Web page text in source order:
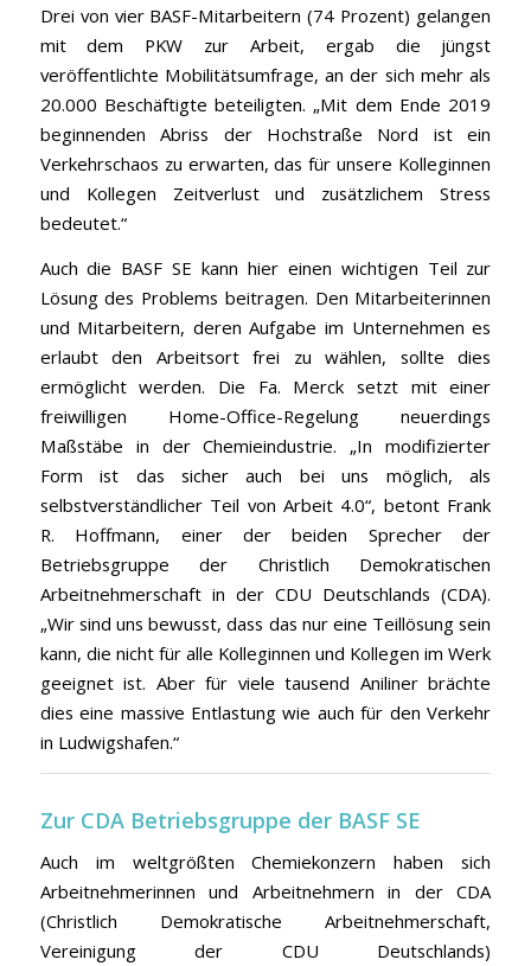
Drei von vier BASF-Mitarbeitern (74 Prozent) gelangen
mit dem PKW zur Arbeit, ergab die jüngst
veröffentlichte Mobilitätsumfrage, an der sich mehr als
20.000 Beschäftigte beteiligten. „Mit dem Ende 2019
beginnenden Abriss der Hochstraße Nord ist ein
Verkehrschaos zu erwarten, das für unsere Kolleginnen
und Kollegen Zeitverlust und zusätzlichem Stress
bedeutet.“
Auch die BASF SE kann hier einen wichtigen Teil zur
Lösung des Problems beitragen. Den Mitarbeiterinnen
und Mitarbeitern, deren Aufgabe im Unternehmen es
erlaubt den Arbeitsort frei zu wählen, sollte dies
ermöglicht werden. Die Fa. Merck setzt mit einer
freiwilligen Home-Office-Regelung neuerdings
Maßstäbe in der Chemieindustrie. „In modifizierter
Form ist das sicher auch bei uns möglich, als
selbstverständlicher Teil von Arbeit 4.0“, betont Frank
R. Hoffmann, einer der beiden Sprecher der
Betriebsgruppe der Christlich Demokratischen
Arbeitnehmerschaft in der CDU Deutschlands (CDA).
„Wir sind uns bewusst, dass das nur eine Teillösung sein
kann, die nicht für alle Kolleginnen und Kollegen im Werk
geeignet ist. Aber für viele tausend Aniliner brächte
dies eine massive Entlastung wie auch für den Verkehr
in Ludwigshafen.“
Zur CDA Betriebsgruppe der BASF SE
Auch im weltgrößten Chemiekonzern haben sich
Arbeitnehmerinnen und Arbeitnehmern in der CDA
(Christlich Demokratische Arbeitnehmerschaft,
Vereinigung der CDU Deutschlands)